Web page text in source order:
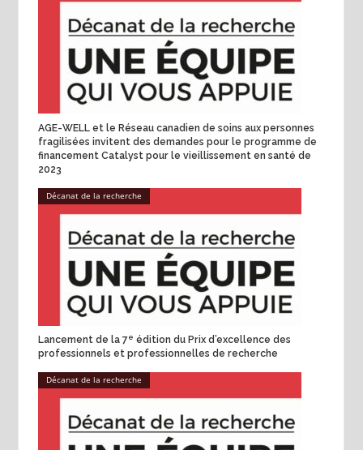
AGE-WELL et le Réseau canadien de soins aux personnes
fragilisées invitent des demandes pour le programme de
financement Catalyst pour le vieillissement en santé de
2023
Décanat de la recherche
Lancement de la 7e édition du Prix d’excellence des
professionnels et professionnelles de recherche
Décanat de la recherche